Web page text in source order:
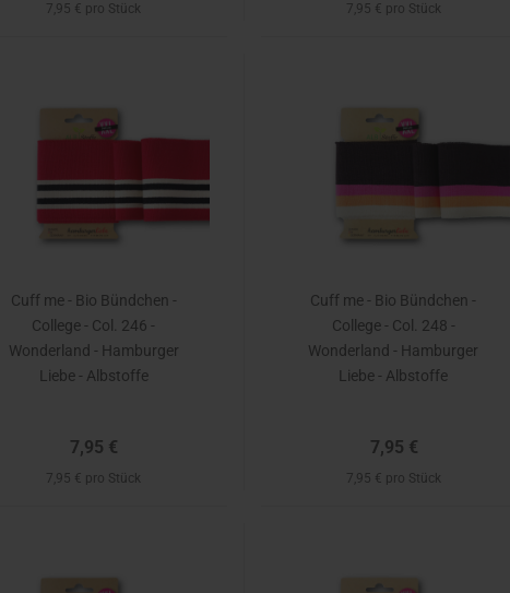
7,95 € pro Stück 7,95 € pro Stück
Cuff me - Bio Bündchen -
College - Col. 246 -
Wonderland - Hamburger
Liebe - Albstoffe
7,95 €
7,95 € pro Stück
Cuff me - Bio Bündchen -
College - Col. 248 -
Wonderland - Hamburger
Liebe - Albstoffe
7,95 €
7,95 € pro Stück